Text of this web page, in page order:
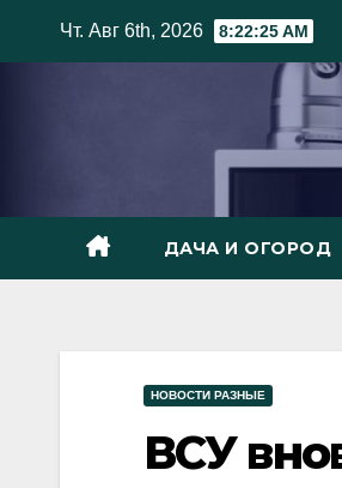
Чт. Авг 6th, 2026 8:22:26 AM
ДАЧА И ОГОРОД
НОВОСТИ РАЗНЫЕ
ВСУ